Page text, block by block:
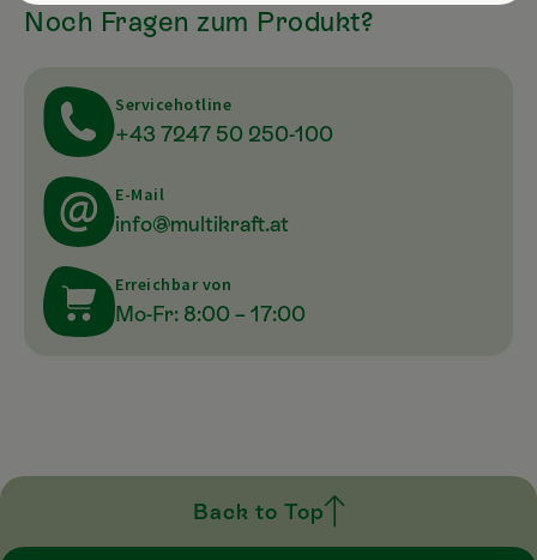
Noch Fragen zum Produkt?
Servicehotline
+43 7247 50 250-100
E-Mail
info@multikraft.at
Erreichbar von
Mo-Fr: 8:00 – 17:00
Back to Top